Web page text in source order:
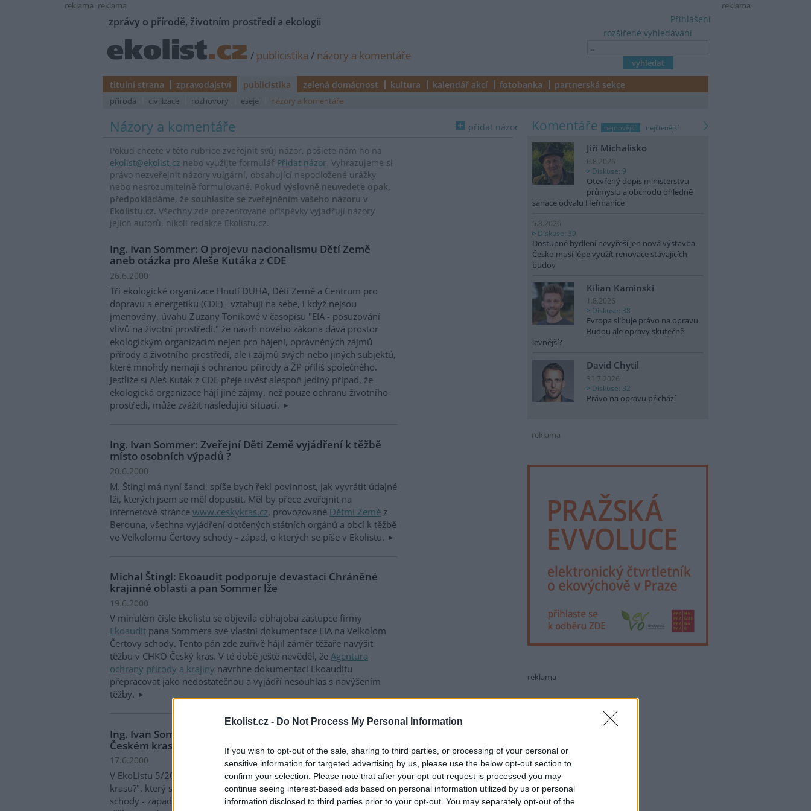
Ekolist.cz - Do Not Process My Personal Information
If you wish to opt-out of the sale, sharing to third parties, or processing of your personal or
sensitive information for targeted advertising by us, please use the below opt-out section to
confirm your selection. Please note that after your opt-out request is processed you may
continue seeing interest-based ads based on personal information utilized by us or personal
information disclosed to third parties prior to your opt-out. You may separately opt-out of the
reklama
reklama reklama
zprávy o přírodě, životním prostředí a ekologii
/ publicistika / názory a komentáře
rozšířené vyhledávání
Přihlášení
titulní strana zpravodajství publicistika zelená domácnost kultura kalendář akcí fotobanka partnerská sekce
příroda civilizace rozhovory eseje názory a komentáře
přidat názor
Názory a komentáře
Pokud chcete v této rubrice zveřejnit svůj názor, pošlete nám ho na
ekolist@ekolist.cz nebo využijte formulář Přidat názor. Vyhrazujeme si
právo nezveřejnit názory vulgární, obsahující nepodložené urážky
nebo nesrozumitelně formulované. Pokud výslovně neuvedete opak,
předpokládáme, že souhlasíte se zveřejněním vašeho názoru v
Ekolistu.cz. Všechny zde prezentované příspěvky vyjadřují názory
jejich autorů, nikoli redakce Ekolistu.cz.
Ing. Ivan Sommer: O projevu nacionalismu Dětí Země
aneb otázka pro Aleše Kutáka z CDE
26.6.2000
Tři ekologické organizace Hnutí DUHA, Děti Země a Centrum pro
dopravu a energetiku (CDE) - vztahují na sebe, i když nejsou
jmenovány, úvahu Zuzany Tonikové v časopisu "EIA - posuzování
vlivů na životní prostředí." že návrh nového zákona dává prostor
ekologickým organizacím nejen pro hájení, oprávněných zájmů
přírody a životního prostředí, ale i zájmů svých nebo jiných subjektů,
které mnohdy nemají s ochranou přírody a ŽP příliš společného.
Jestliže si Aleš Kuták z CDE přeje uvést alespoň jediný případ, že
ekologická organizace hájí jiné zájmy, než pouze ochranu životního
prostředí, může zvážit následující situaci.
Ing. Ivan Sommer: Zveřejní Děti Země vyjádření k těžbě
místo osobních výpadů ?
20.6.2000
M. Štingl má nyní šanci, spíše bych řekl povinnost, jak vyvrátit údajné
lži, kterých jsem se měl dopustit. Měl by přece zveřejnit na
internetové stránce www.ceskykras.cz, provozované Dětmi Země z
Berouna, všechna vyjádření dotčených státních orgánů a obcí k těžbě
ve Velkolomu Čertovy schody - západ, o kterých se píše v Ekolistu.
Michal Štingl: Ekoaudit podporuje devastaci Chráněné
krajinné oblasti a pan Sommer lže
19.6.2000
V minulém čísle Ekolistu se objevila obhajoba zástupce firmy
Ekoaudit pana Sommera své vlastní dokumentace EIA na Velkolom
Čertovy schody. Tento pán zde zuřivě hájil záměr těžaře navýšit
těžbu v CHKO Český kras. V té době ještě nevěděl, že Agentura
ochrany přírody a krajiny navrhne dokumentaci Ekoauditu
přepracovat jako nedostatečnou a vyjádří nesouhlas s navýšením
těžby.
Ing. Ivan Sommer: Reakce na článek "Zvýší se těžba v
Českém krasu?" v EkoListu 5/2000
17.6.2000
V EkoListu 5/2000 byl zveřejněn článek "Zvýší se těžba v Českém
krasu?", který se z velké části zabývá těžbou ve Velkolomu Čertovy
schody - západ. Firma prý zažádala rozšíření dobývacího prostoru a
komentáře nejnovější nejčtenější
Jiří Michalisko
6.8.2026
Diskuse: 9
Otevřený dopis ministerstvu
průmyslu a obchodu ohledně
sanace odvalu Heřmanice
5.8.2026
Diskuse: 39
Dostupné bydlení nevyřeší jen nová výstavba.
Česko musí lépe využít renovace stávajících
budov
Kilian Kaminski
1.8.2026
Diskuse: 38
Evropa slibuje právo na opravu.
Budou ale opravy skutečně
levnější?
David Chytil
31.7.2026
Diskuse: 32
Právo na opravu přichází
reklama
reklama